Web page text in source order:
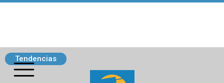
Tendencias